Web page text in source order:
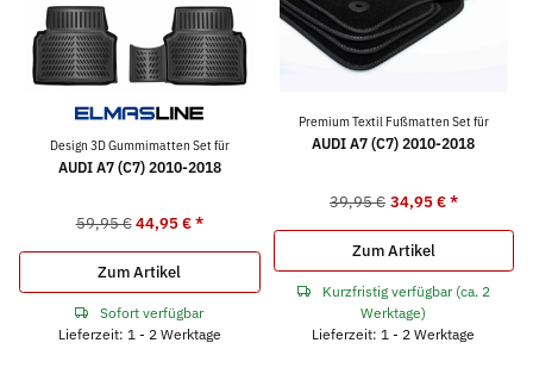
Design 3D Gummimatten Set für
AUDI A7 (C7) 2010-2018
59,95 € 44,95 €*
Zum Artikel
Sofort verfügbar
Lieferzeit: 1 - 2 Werktage
Premium Textil Fußmatten Set für
AUDI A7 (C7) 2010-2018
39,95 € 34,95 €*
Zum Artikel
Kurzfristig verfügbar (ca. 2
Werktage)
Lieferzeit: 1 - 2 Werktage